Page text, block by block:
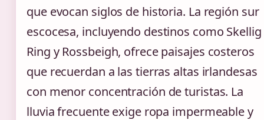
que evocan siglos de historia. La región sur
escocesa, incluyendo destinos como Skellig
Ring y Rossbeigh, ofrece paisajes costeros
que recuerdan a las tierras altas irlandesas
con menor concentración de turistas. La
lluvia frecuente exige ropa impermeable y